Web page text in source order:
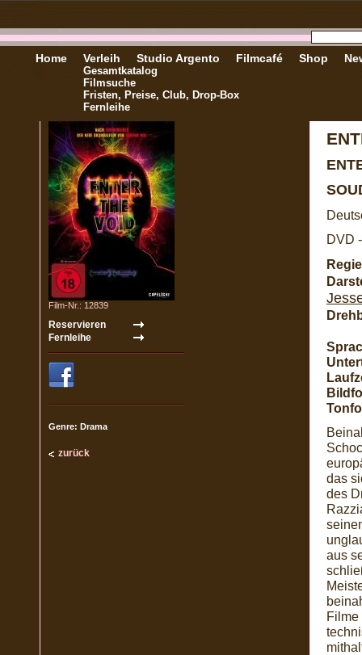
Home Verleih
Gesamtkatalog
Filmsuche
Fristen, Preise, Club, Drop-Box
Fernleihe
Studio Argento Filmcafé Shop
Film-Nr.: 12839
Genre: Drama
zurück
DVD
das
des
aus
Filme